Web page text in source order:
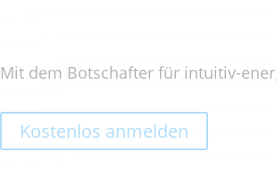
Mit dem Botschafter für intuitiv-
Kostenlos anmelden